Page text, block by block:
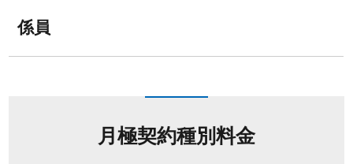
係員
月極契約種別料金